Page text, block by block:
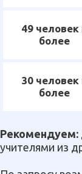
49 человек
более
30 человек
более
Рекомендуем:
учителями из